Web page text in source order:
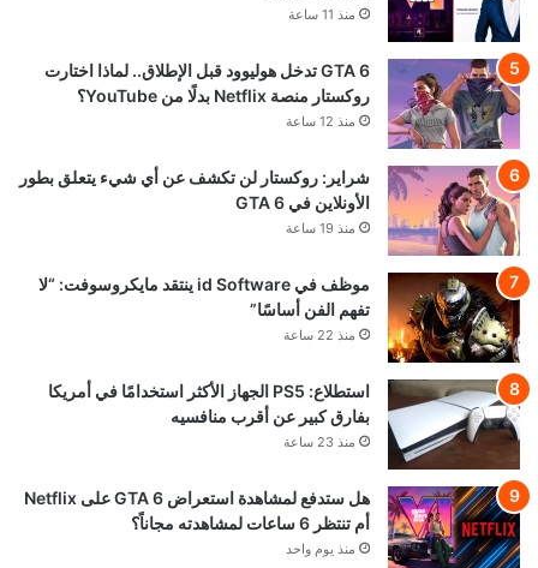
منذ 11 ساعة
GTA 6 تدخل هوليوود قبل الإطلاق.. لماذا اختارت
روكستار منصة Netflix بدلًا من YouTube؟
منذ 12 ساعة
شراير: روكستار لن تكشف عن أي شيء يتعلق بطور
الأونلاين في GTA 6
منذ 19 ساعة
موظف في id Software ينتقد مايكروسوفت: “لا
تفهم الفن أساسًا”
منذ 22 ساعة
استطلاع: PS5 الجهاز الأكثر استخدامًا في أمريكا
بفارق كبير عن أقرب منافسيه
منذ 23 ساعة
هل ستدفع لمشاهدة استعراض GTA 6 على Netflix
أم تنتظر 6 ساعات لمشاهدته مجاناً؟
منذ يوم واحد